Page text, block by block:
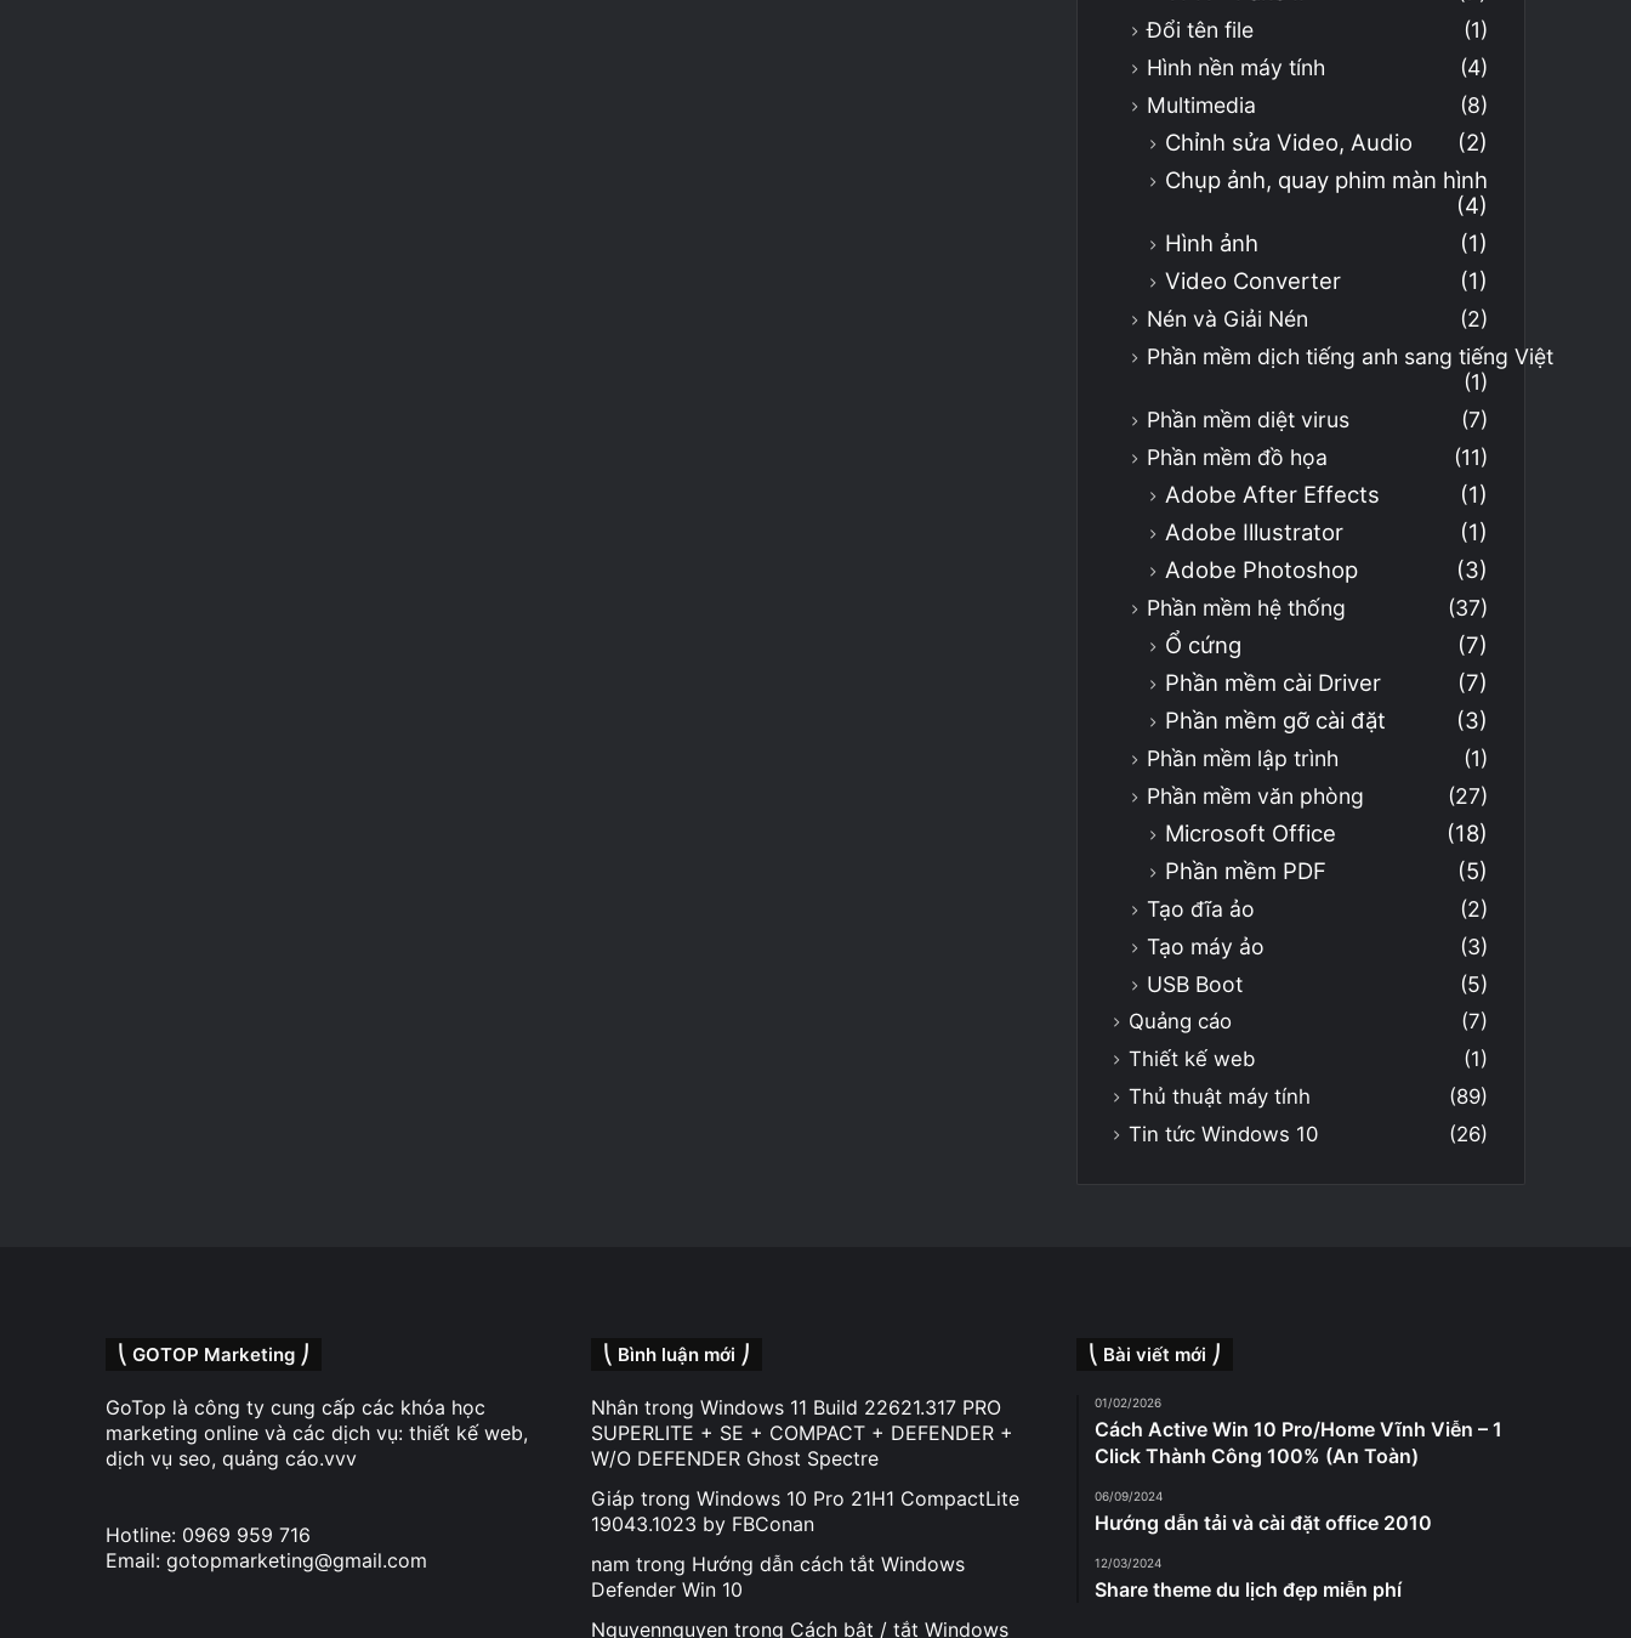
Đổi tên file
(1)
Hình nền máy tính
(4)
Multimedia
(8)
Chỉnh sửa Video, Audio
(2)
Chụp ảnh, quay phim màn hình
(4)
Hình ảnh
(1)
Video Converter
(1)
Nén và Giải Nén
(2)
Phần mềm dịch tiếng anh sang tiếng Việt
(1)
Phần mềm diệt virus
(7)
Phần mềm đồ họa
(11)
Adobe After Effects
(1)
Adobe Illustrator
(1)
Adobe Photoshop
(3)
Phần mềm hệ thống (37)
Ổ cứng
(7)
Phần mềm cài Driver
(7)
Phần mềm gỡ cài đặt
(3)
Phần mềm lập trình
(1)
Phần mềm văn phòng
(27)
Microsoft Office
(18)
Phần mềm PDF
(5)
Tạo đĩa ảo
(2)
Tạo máy ảo
(3)
USB Boot
(5)
Quảng cáo
(7)
Thiết kế web
(1)
Thủ thuật máy tính
(89)
Tin tức Windows 10
(26)
⎝ GOTOP Marketing ⎠
GoTop là công ty cung cấp các khóa học
marketing online và các dịch vụ: thiết kế web,
dịch vụ seo, quảng cáo.vvv
Hotline: 0969 959 716
Email: gotopmarketing@gmail.com
⎝ Bình luận mới ⎠
Nhântrong Windows 11 Build 22621.317 PRO
SUPERLITE + SE + COMPACT + DEFENDER +
W/O DEFENDER Ghost Spectre
Giáp trong Windows 10 Pro 21H1 CompactLite
19043.1023 by FBConan
nam trong Hướng dẫn cách tắt Windows
Defender Win 10
Nguyennguyentrong Cách bật / tắt Windows
⎝ Bài viết mới ⎠
01/02/2026
Cách Active Win 10 Pro/Home Vĩnh Viễn – 1
Click Thành Công 100% (An Toàn)
06/09/2024
Hướng dẫn tải và cài đặt office 2010
12/03/2024
Share theme du lịch đẹp miễn phí